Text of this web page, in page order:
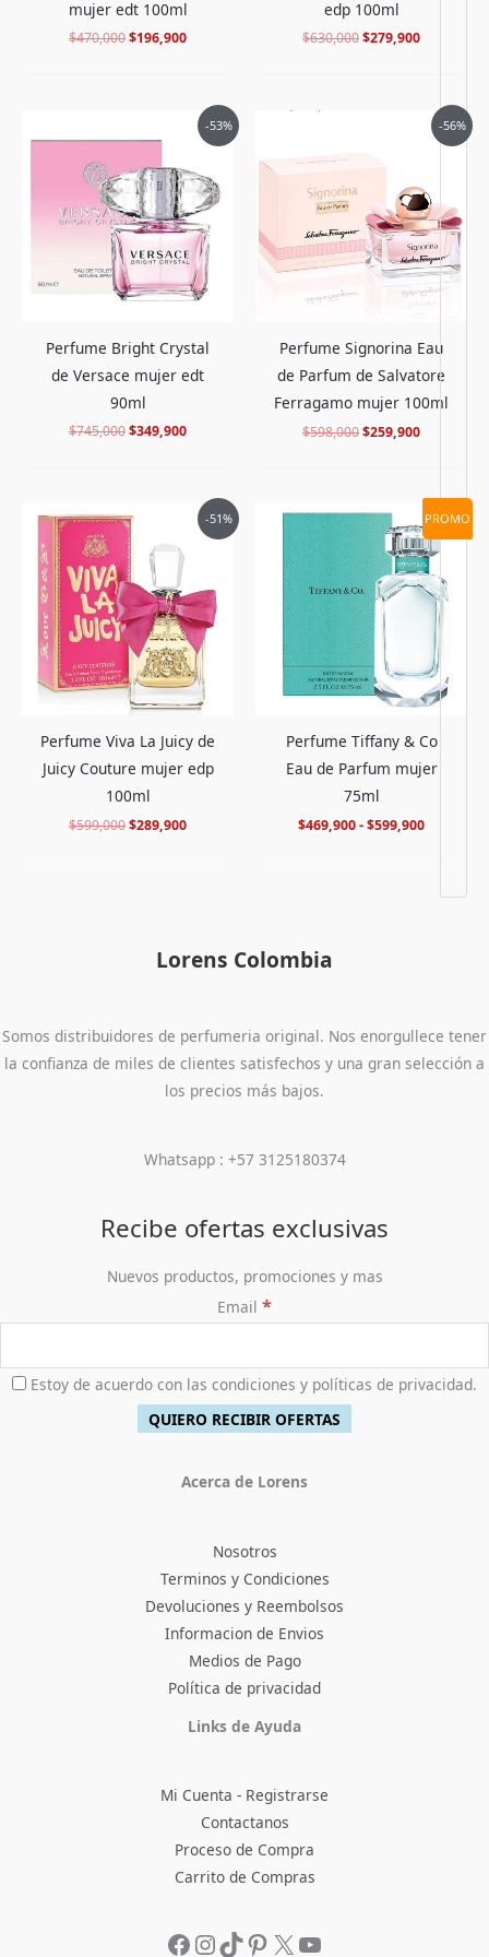
mujer edt 100ml
$470,000$196,900
edp 100ml
$630,000$279,900
-53%
Perfume Bright Crystal
de Versace mujer edt
90ml
$745,000
era:
$745,000.
$349,900
precio
actual
es:
$349,900.
-56%
Perfume Signorina Eau
de Parfum de Salvatore
Ferragamo mujer 100ml
$598,000
era:
$598,000.
$259,900
precio
actual
$259,900.
-51%
Perfume Viva La Juicy de
Juicy Couture mujer edp
100ml
$599,000
precio
original
era:
$599,000.
$289,900
precio
actual
PROMO
Perfume Tiffany & Co
Eau de Parfum mujer
75ml
$469,900-$599,900
Rango
de
precios:
desde
$469,900
hasta
$599,900
Lorens Colombia
Somos distribuidores de perfumeria original. Nos enorgullece tener
la confianza de miles de clientes satisfechos y una gran selección a
los precios más bajos.
Whatsapp : +57 3125180374
Recibe ofertas exclusivas
Nuevos productos, promociones y mas
Email *
Estoy de acuerdo con las condiciones y políticas de privacidad.
Acerca de Lorens
Nosotros
Terminos y Condiciones
Devoluciones y Reembolsos
Informacion de Envios
Medios de Pago
Política de privacidad
Links de Ayuda
Mi Cuenta - Registrarse
Contactanos
Proceso de Compra
Carrito de Compras
Facebook
Instagram
TikTokPinterest